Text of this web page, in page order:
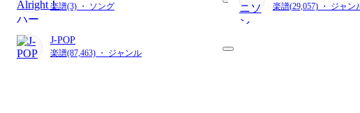
楽譜(3) ・ ソング 楽譜(29,057) ・ ジャン
J-POP
楽譜(87,463) ・ ジャンル